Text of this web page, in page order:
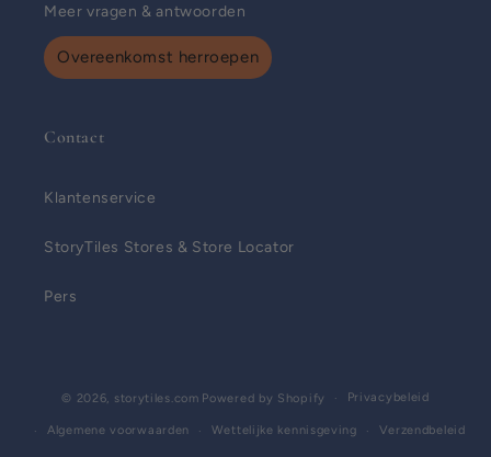
Meer vragen & antwoorden
Overeenkomst herroepen
Contact
Klantenservice
StoryTiles Stores & Store Locator
Pers
© 2026, storytiles.com Powered by Shopify Privacybeleid
Algemene voorwaarden Wettelijke kennisgeving Verzendbeleid